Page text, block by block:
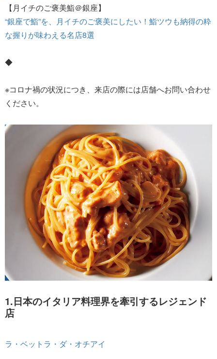
【月イチのご褒美鮨＠銀座】
“銀座で鮨”を、月イチのご褒美にしたい！鮨ツウも納得の粋
な握りが味わえる名店8選
◆
※コロナ禍の状況につき、来店の際には店舗へお問い合わせ
ください。
1.日本のイタリア料理界を牽引するレジェンド
店
ラ・ベットラ・ダ・オチアイ